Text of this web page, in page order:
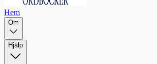
Hem
Om
Hjälp